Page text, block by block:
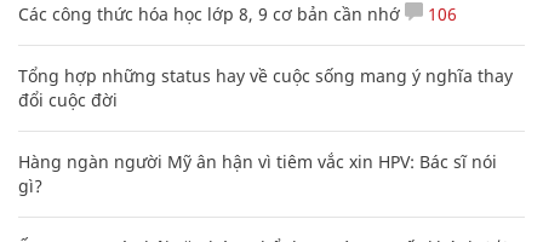
Các công thức hóa học lớp 8, 9 cơ bản cần nhớ 106
Tổng hợp những status hay về cuộc sống mang ý nghĩa thay
đổi cuộc đời
Hàng ngàn người Mỹ ân hận vì tiêm vắc xin HPV: Bác sĩ nói
gì?